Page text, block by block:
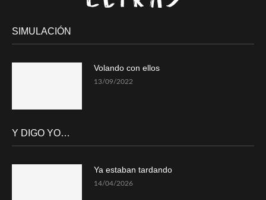
SIMULACIÓN
Volando con ellos
13/09/2022
Y DIGO YO…
Ya estaban tardando
14/04/2026